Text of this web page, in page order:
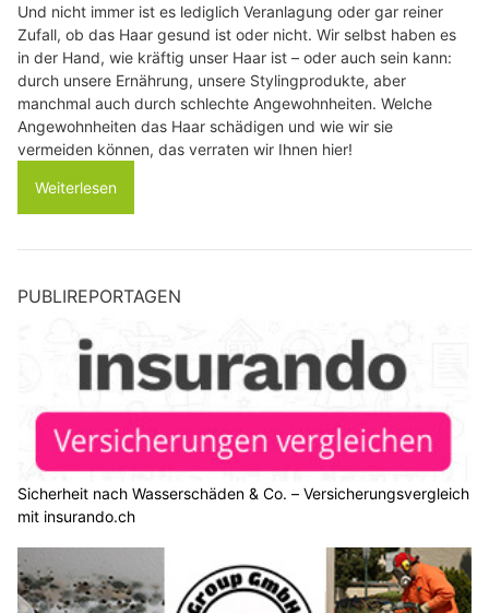
Und nicht immer ist es lediglich Veranlagung oder gar reiner
Zufall, ob das Haar gesund ist oder nicht. Wir selbst haben es
in der Hand, wie kräftig unser Haar ist – oder auch sein kann:
durch unsere Ernährung, unsere Stylingprodukte, aber
manchmal auch durch schlechte Angewohnheiten. Welche
Angewohnheiten das Haar schädigen und wie wir sie
vermeiden können, das verraten wir Ihnen hier!
Weiterlesen
PUBLIREPORTAGEN
Sicherheit nach Wasserschäden & Co. – Versicherungsvergleich
mit insurando.ch